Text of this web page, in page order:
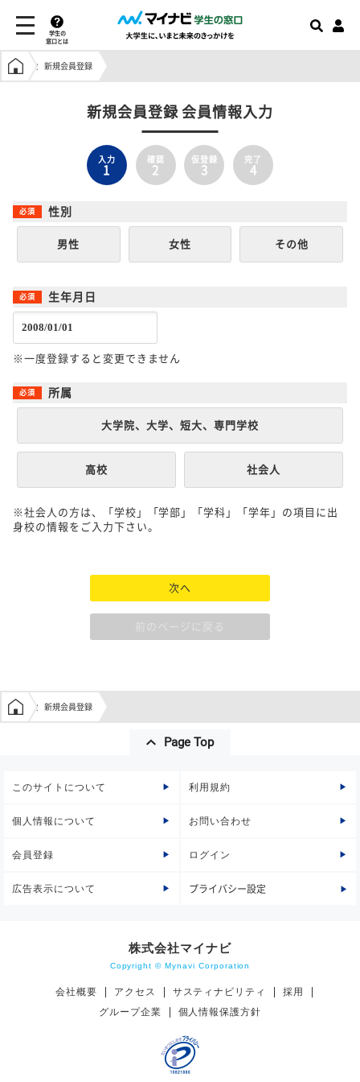
学生の
窓口とは
学生の窓口トップ
新規会員登録
新規会員登録 会員情報入力
入力
1
確認
2
仮登録
3
完了
4
性別
男性 女性 その他
生年月日
※一度登録すると変更できません
所属
大学院、大学、短大、専門学校
高校 社会人
※社会人の方は、「学校」「学部」「学科」「学年」の項目に出
身校の情報をご入力下さい。
次へ
前のページに戻る
学生の窓口トップ
新規会員登録
Page Top
このサイトについて 利用規約
個人情報について お問い合わせ
会員登録 ログイン
広告表示について プライバシー設定
株式会社マイナビ
Copyright © Mynavi Corporation
会社概要 アクセス サスティナビリティ
採用
グループ企業
個人情報保護方針